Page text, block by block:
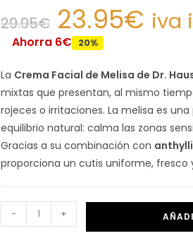
29.95€ 23.95€ iva
Ahorra 6€ 20%
La Crema Facial de Melisa de Dr.
mixtas que presentan, al mismo
rojeces o irritaciones. La melisa es
equilibrio natural: calma las zonas
Gracias a su combinación con
proporciona un cutis uniforme, fresco
- +